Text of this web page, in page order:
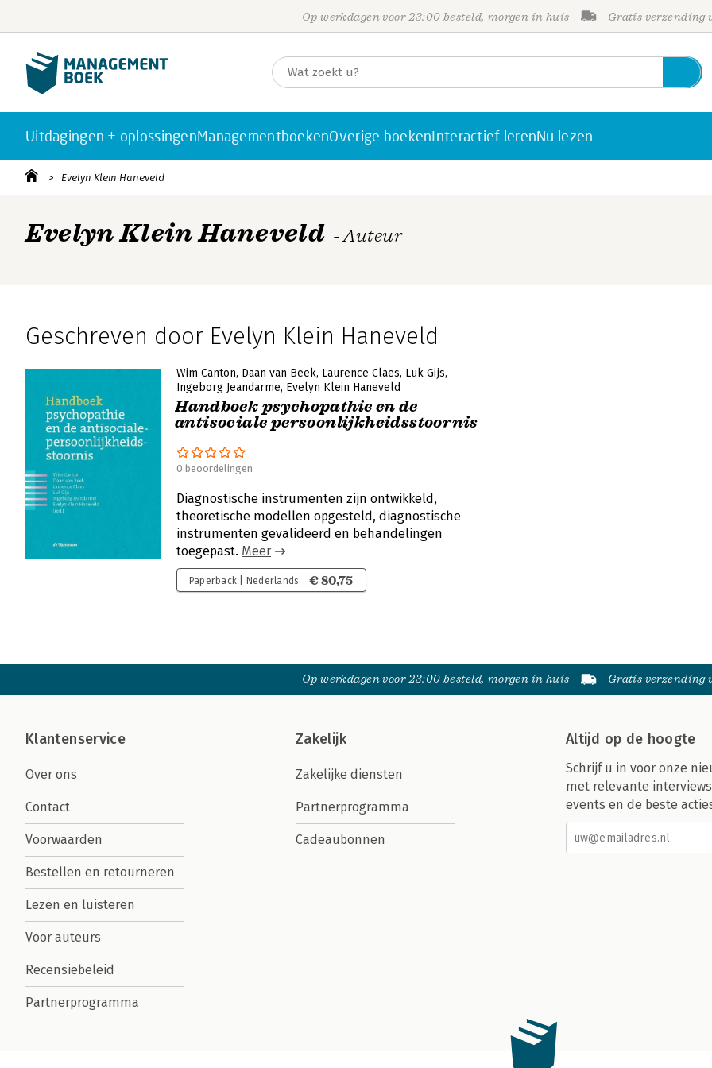
Op werkdagen voor 23:00 besteld, morgen in huis Gratis verzending
Uitdagingen + oplossingenManagementboekenOverige boekenInteractief lerenNu lezen
Evelyn Klein Haneveld
Evelyn Klein Haneveld - Auteur
Geschreven door Evelyn Klein Haneveld
Wim Canton Daan van Beek Laurence Claes Luk Gijs
Ingeborg Jeandarme Evelyn Klein Haneveld
Handboek psychopathie en de
antisociale persoonlijkheidsstoornis
0 beoordelingen
Diagnostische instrumenten zijn ontwikkeld,
theoretische modellen opgesteld, diagnostische
instrumenten gevalideerd en behandelingen
toegepast. Meer
Paperback | Nederlands € 80,75
Op werkdagen voor 23:00 besteld, morgen in huis Gratis verzending
Klantenservice
Over ons
Contact
Voorwaarden
Bestellen en retourneren
Lezen en luisteren
Voor auteurs
Recensiebeleid
Partnerprogramma
Zakelijk
Zakelijke diensten
Partnerprogramma
Cadeaubonnen
Altijd op de hoogte
Schrijf u in voor onze
met relevante
events en de beste